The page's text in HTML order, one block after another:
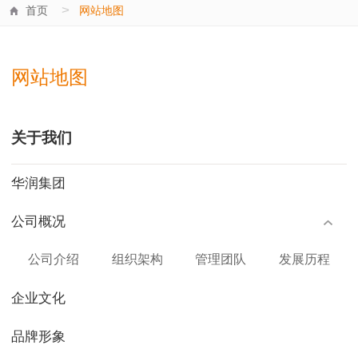
首页 > 网站地图
网站地图
关于我们
华润集团
公司概况
公司介绍 组织架构 管理团队 发展历程
企业文化
品牌形象